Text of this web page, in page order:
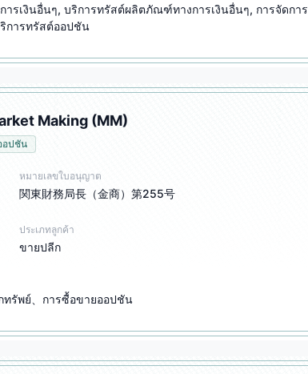
เงินอื่นๆ, บริการทรัสต์ผลิตภัณฑ์ทางการเงินอื่นๆ, การจัดการ
การทรัสต์ออปชัน
Making (MM)
อปชัน
หมายเลขใบอนุญาต
関東財務局長（金商）第255号
ประเภทลูกค้า
ขายปลีก
ทรัพย์、การซื้อขายออปชัน